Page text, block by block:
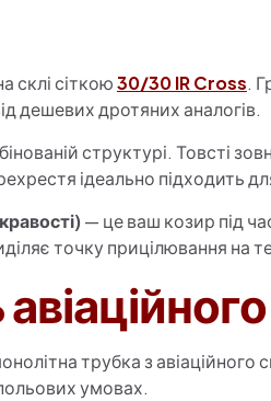
склі сіткою30/30 IR Cross.
дешевих дротяних аналогів.
структурі. Товсті
ідеально підходить
— це ваш козир під
точку прицілювання на
трубка з
умовах.